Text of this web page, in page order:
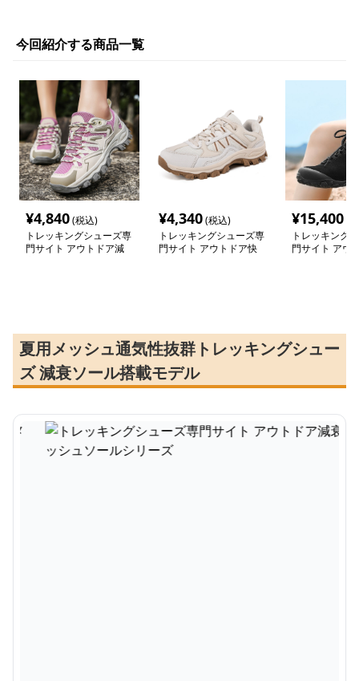
今回紹介する商品一覧
¥4,840(税込)
トレッキングシューズ専
門サイト アウトドア減
¥4,340(税込)
トレッキングシューズ専
門サイト アウトドア快
¥15,400
トレッキング
門サイト アウ
夏用メッシュ通気性抜群トレッキングシュー
ズ 減衰ソール搭載モデル